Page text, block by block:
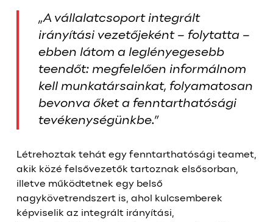
„A vállalatcsoport integrált
irányítási vezetőjeként – folytatta –
ebben látom a leglényegesebb
teendőt: megfelelően informálnom
kell munkatársainkat, folyamatosan
bevonva őket a fenntarthatósági
tevékenységünkbe.”
Létrehoztak tehát egy fenntarthatósági teamet,
akik közé felsővezetők tartoznak elsősorban,
illetve működtetnek egy belső
nagykövetrendszert is, ahol kulcsemberek
képviselik az integrált irányítási,